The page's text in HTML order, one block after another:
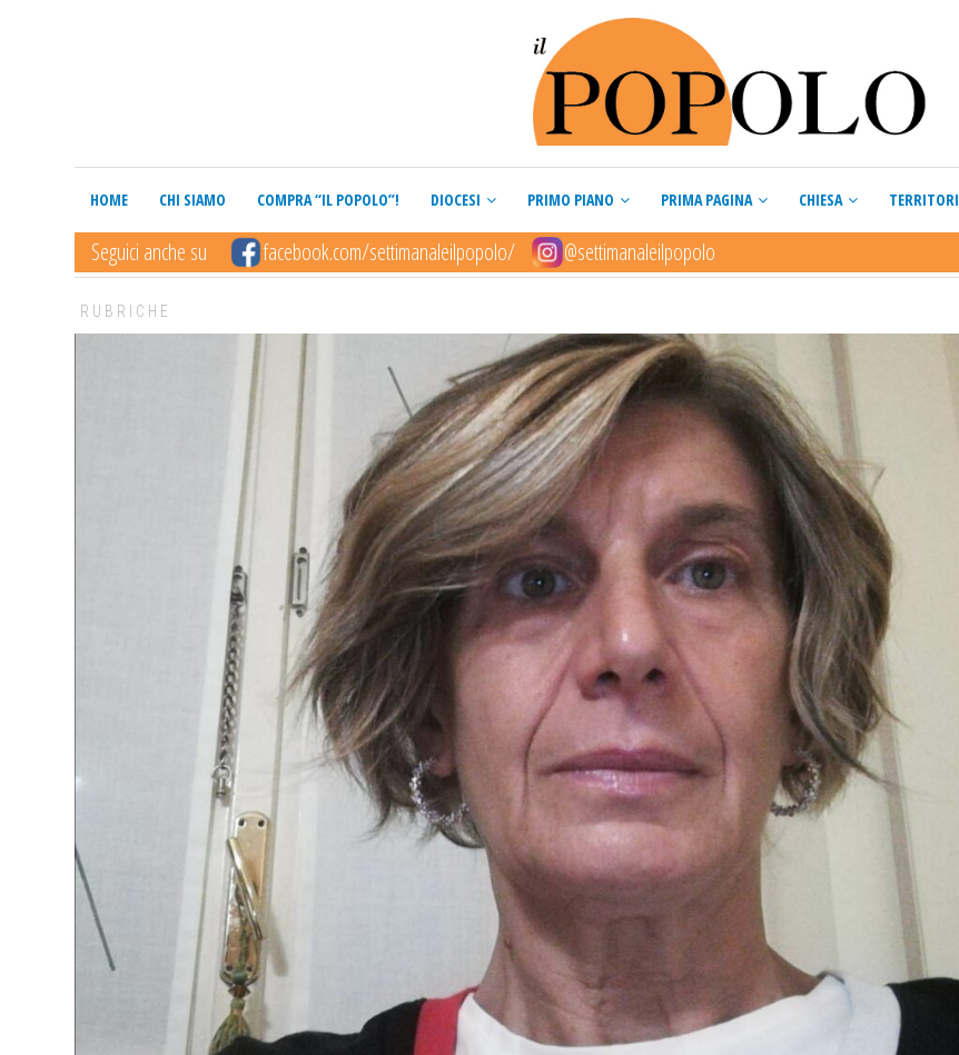
HOME CHI SIAMO COMPRA “IL POPOLO”! DIOCESI PRIMO PIANO PRIMA PAGINA CHIESA TERRITORI
Seguici anche su facebook.com/settimanaleilpopolo/ @settimanaleilpopolo
RUBRICHE